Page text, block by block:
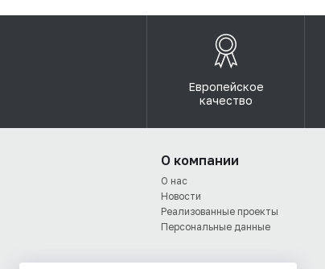
Европейское
качество
О компании
О нас
Новости
Реализованные проекты
Персональные данные